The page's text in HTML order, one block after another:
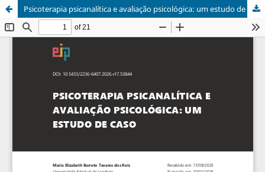
Psicoterapia psicanalítica e avaliação psicológica: um estudo de caso